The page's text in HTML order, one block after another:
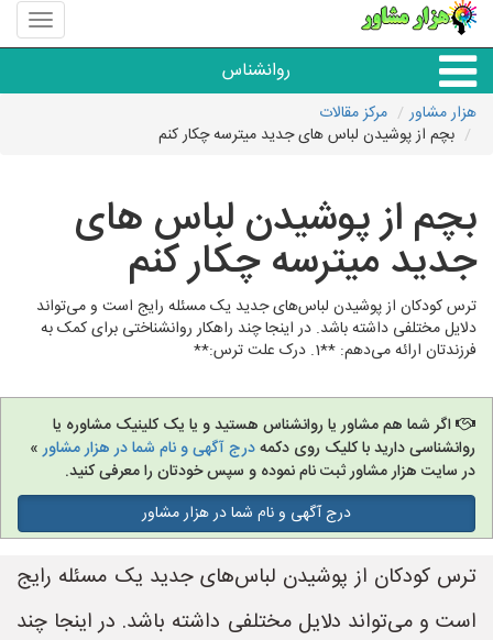
منوی
سایت
مشاور
روانشناس
همه مراکز روانشناسی
گروه روانشناسی
هزار مشاور
مرکز مقالات
بچم از پوشیدن لباس های جدید میترسه چکار کنم
بچم از پوشیدن لباس های
جدید میترسه چکار کنم
ترس کودکان از پوشیدن لباس‌های جدید یک مسئله رایج است و می‌تواند
دلایل مختلفی داشته باشد. در اینجا چند راهکار روانشناختی برای کمک به
فرزندتان ارائه می‌دهم: **1. درک علت ترس:**
اگر شما هم مشاور یا روانشناس هستید و یا یک کلینیک مشاوره یا
روانشناسی دارید با کلیک روی دکمهدرج آگهی و نام شما در هزار مشاور»
در سایت هزار مشاور ثبت نام نموده و سپس خودتان را معرفی کنید.
درج آگهی و نام شما در هزار مشاور
ترس کودکان از پوشیدن لباس‌های جدید یک مسئله رایج
است و می‌تواند دلایل مختلفی داشته باشد. در اینجا چند